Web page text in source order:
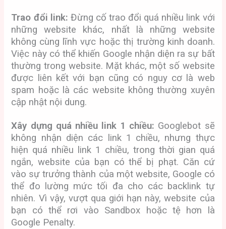
Trao đổi link: Đừng cố trao đổi quá nhiều link với
những website khác, nhất là những website
không cùng lĩnh vực hoặc thị trường kinh doanh.
Việc này có thể khiến Google nhận diện ra sự bất
thường trong website. Mặt khác, một số website
được liên kết với bạn cũng có nguy cơ là web
spam hoặc là các website không thường xuyên
cập nhật nội dung.
Xây dựng quá nhiều link 1 chiều: Googlebot sẽ
không nhận diện các link 1 chiều, nhưng thực
hiện quá nhiều link 1 chiều, trong thời gian quá
ngắn, website của bạn có thể bị phạt. Căn cứ
vào sự trưởng thành của một website, Google có
thể đo lường mức tối đa cho các backlink tự
nhiên. Vì vậy, vượt qua giới hạn này, website của
bạn có thể rơi vào Sandbox hoặc tệ hơn là
Google Penalty.